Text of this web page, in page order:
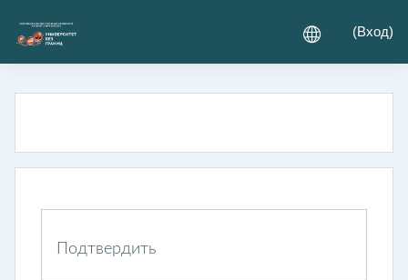
(Вход)
Подтвердить